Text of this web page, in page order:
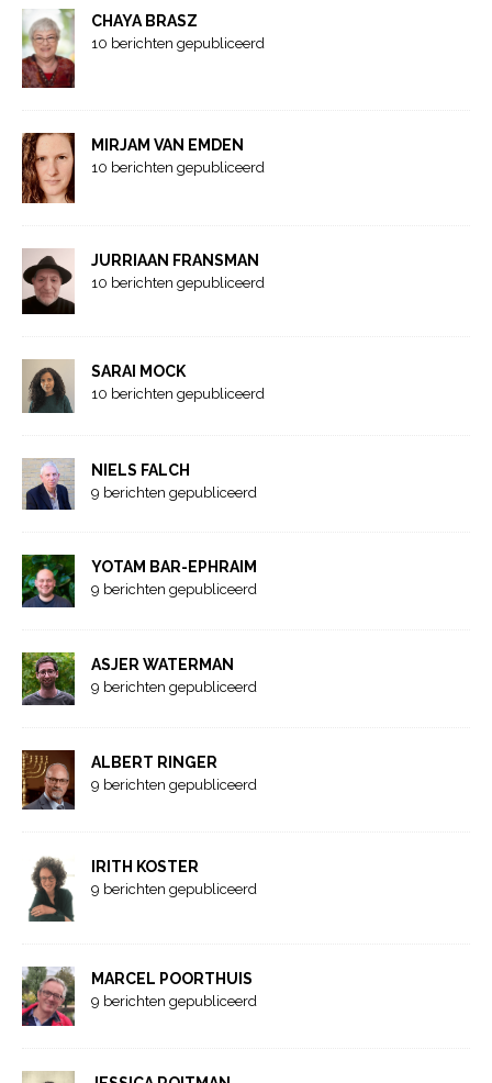
CHAYA BRASZ
10 berichten gepubliceerd
MIRJAM VAN EMDEN
10 berichten gepubliceerd
JURRIAAN FRANSMAN
10 berichten gepubliceerd
SARAI MOCK
10 berichten gepubliceerd
NIELS FALCH
9 berichten gepubliceerd
YOTAM BAR-EPHRAIM
9 berichten gepubliceerd
ASJER WATERMAN
9 berichten gepubliceerd
ALBERT RINGER
9 berichten gepubliceerd
IRITH KOSTER
9 berichten gepubliceerd
MARCEL POORTHUIS
9 berichten gepubliceerd